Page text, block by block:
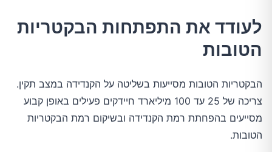
לעודד את התפתחות הבקטריות
הטובות
הבקטריות הטובות מסייעות בשליטה על הקנדידה במצב תקין.
צריכה של 25 עד 100 מיליארד חיידקים פעילים באופן קבוע
מסייעים בהפחתת רמת הקנדידה ובשיקום רמת הבקטריות
הטובות.